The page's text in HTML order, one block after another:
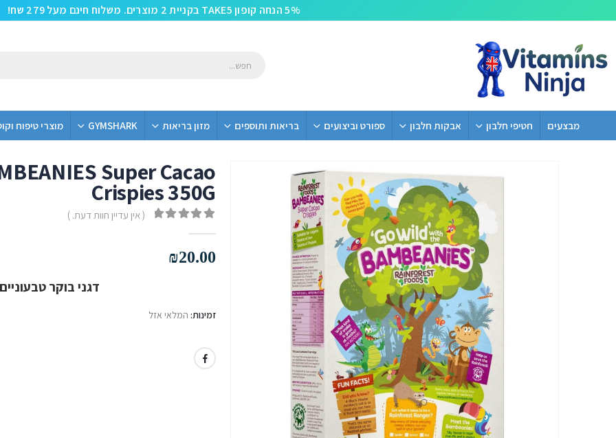
5% הנחה קופון TAKE5 בקניית 2 מוצרים. משלוח חינם מעל 279 שח!
מבצעים חטיפי חלבון אבקות חלבון ספורט וביצועים בריאות ותוספים מזון בריאות GYMSHARK מוצרי טיפוח
Super Cacao
Crispies 350G
( אין עדיין חוות דעת. )
₪20.00
דגני בוקר
זמינות: המלאי אזל